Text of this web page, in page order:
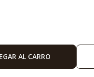
AL CARRO